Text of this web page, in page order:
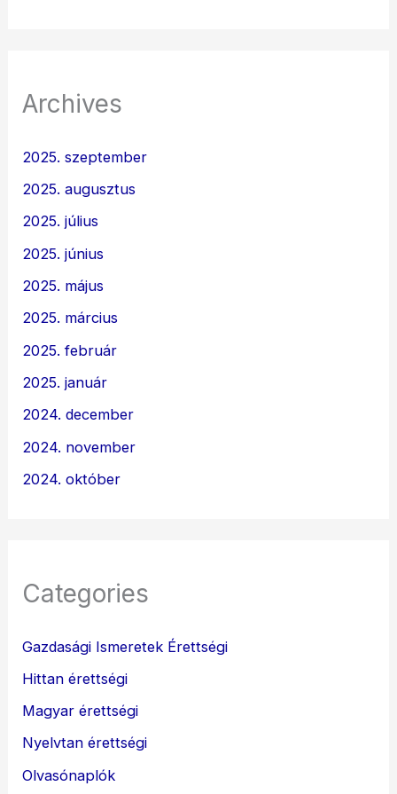
Archives
2025. szeptember
2025. augusztus
2025. július
2025. június
2025. május
2025. március
2025. február
2025. január
2024. december
2024. november
2024. október
Categories
Gazdasági Ismeretek Érettségi
Hittan érettségi
Magyar érettségi
Nyelvtan érettségi
Olvasónaplók